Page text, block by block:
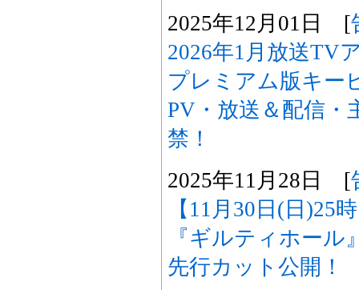
2025年12月01日 [
2026年1月放送TV
プレミアム版キー
PV・放送＆配信・
禁！
2025年11月28日 [
【11月30日(日)25
『ギルティホー
先行カット公開！